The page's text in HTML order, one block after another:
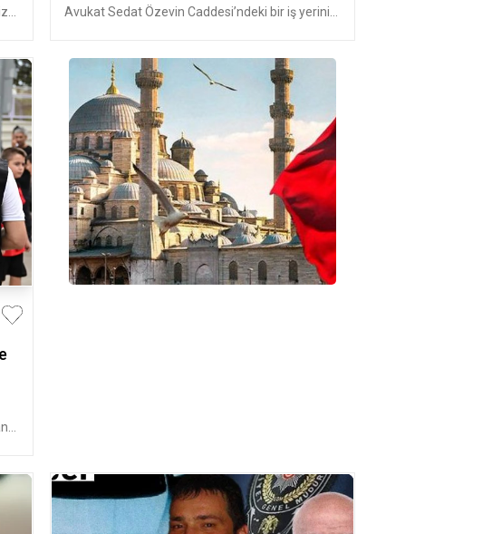
Avukat Sedat Özevin Caddesi’ndeki bir iş yerinin